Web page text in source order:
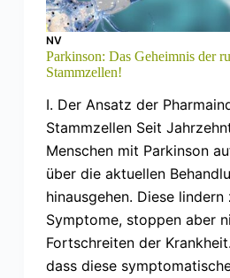
NV
Parkinson: Das Geheimnis der
Stammzellen!
I. Der Ansatz der
Stammzellen Seit
Menschen mit Parkinson
über die aktuellen
hinausgehen. Diese
Symptome, stoppen aber
Fortschreiten der
dass diese